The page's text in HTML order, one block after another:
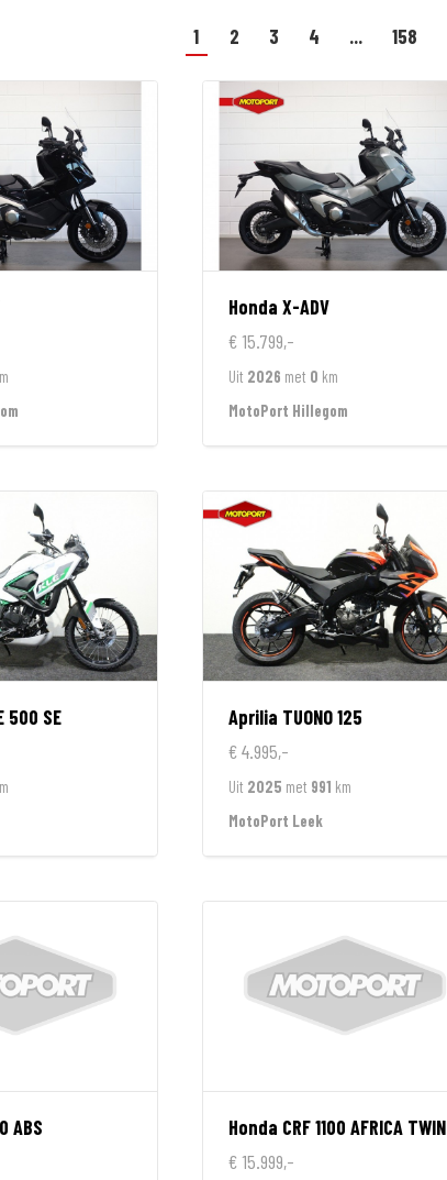
1 2 3 4 ... 158
Honda X-ADV
€ 15.799,-
Uit 2026 met 0 km
MotoPort Hillegom
500 SE
Aprilia TUONO 125
€ 4.995,-
Uit 2025 met 991 km
MotoPort Leek
ABS
Honda CRF 1100 AFRICA TWIN
€ 15.999,-